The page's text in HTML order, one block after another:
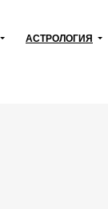
АСТРОЛОГИЯ